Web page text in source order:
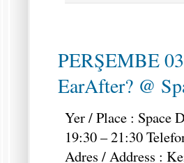
PERŞEMBE
EarAfter? @
Yer / Place : Space
19:30 – 21:30
Adres / Address :